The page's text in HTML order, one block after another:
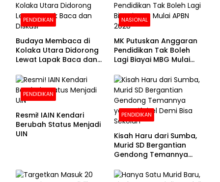
PENDIDIKAN
Budaya Membaca di
Kolaka Utara Didorong
Lewat Lapak Baca dan
NASIONAL
MK Putuskan Anggaran
Pendidikan Tak Boleh
Lagi Biayai MBG Mulai
PENDIDIKAN
Resmi! IAIN Kendari
Berubah Status Menjadi
UIN
PENDIDIKAN
Kisah Haru dari Sumba,
Murid SD Bergantian
Gendong Temannya
Sekolah